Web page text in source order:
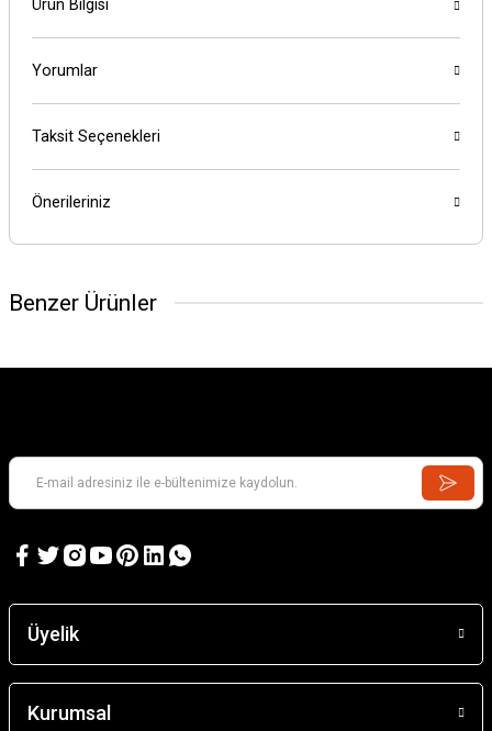
Ürün Bilgisi
Yorumlar
Taksit Seçenekleri
Önerileriniz
Benzer Ürünler
4.197,53 TL
Barn
Üyelik
Kurumsal